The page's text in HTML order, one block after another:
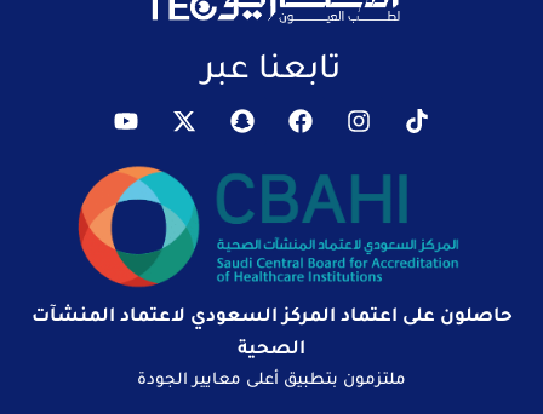
تابعنا عبر
حاصلون على اعتماد المركز السعودي لاعتماد المنشآت
الصحية
ملتزمون بتطبيق أعلى معايير الجودة